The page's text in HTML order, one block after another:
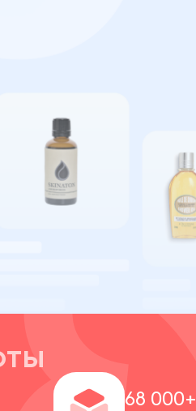
68 000+